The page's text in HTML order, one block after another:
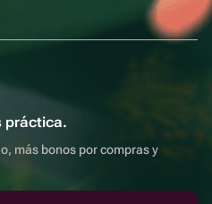
práctica.
más bonos por compras y